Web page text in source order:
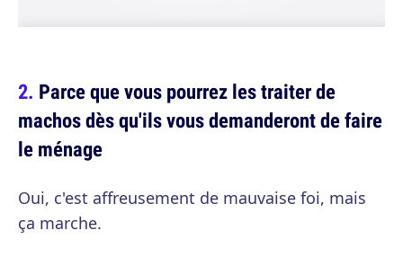
Parce que vous pourrez les traiter de
machos dès qu'ils vous demanderont de faire
le ménage
Oui, c'est affreusement de mauvaise foi, mais
ça marche.